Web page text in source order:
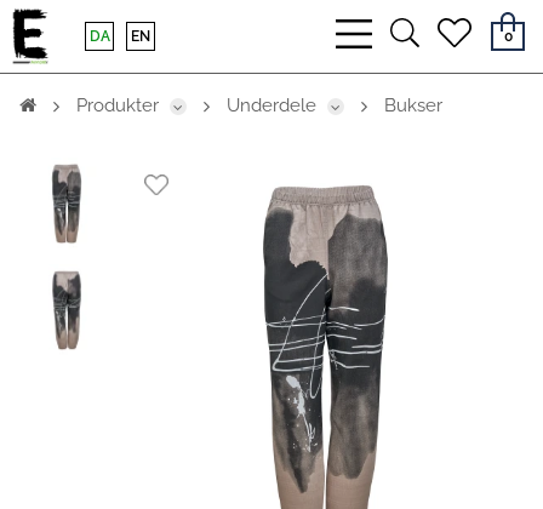
bars
light
searchheart
0
DA EN
Produkter Underdele Bukser